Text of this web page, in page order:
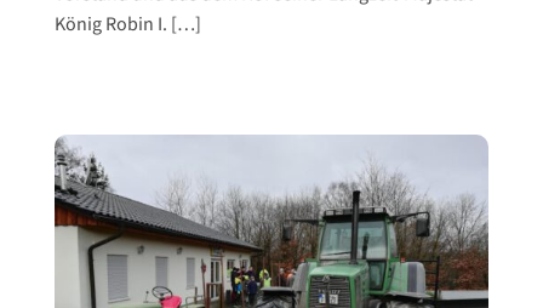
König Robin I. […]